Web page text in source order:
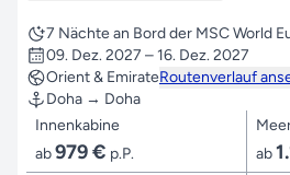
7 Nächte an Bord der MSC World
09. Dez. 2027 – 16. Dez. 2027
Orient & EmirateRoutenverlauf
Doha → Doha
Innenkabine
ab979 € p.P.
ab